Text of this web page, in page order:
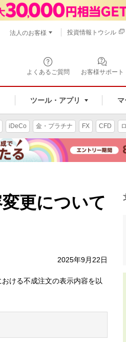
よくあるご質問 お客様サポート
ツール・アプリ
法人のお客様 投資情報トウシル
iDeCo 金・プラチナ FX CFD
更について
2025年9月22日
ける不成注文の表示内容を以